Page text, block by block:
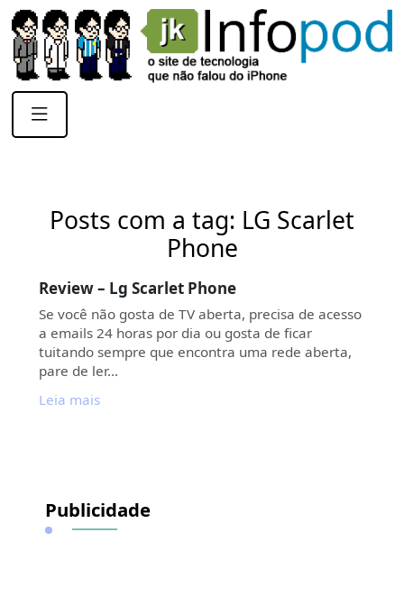
Posts com a tag: LG Scarlet
Phone
Review – Lg Scarlet Phone
Se você não gosta de TV aberta, precisa de acesso
a emails 24 horas por dia ou gosta de ficar
tuitando sempre que encontra uma rede aberta,
pare de ler…
Leia mais
Publicidade